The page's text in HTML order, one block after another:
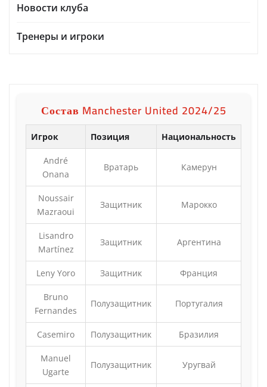
Новости клуба
Тренеры и игроки
Состав Manchester United 2024/25
Игрок Позиция Национальность
André
Onana
Вратарь Камерун
Noussair
Mazraoui
Защитник Марокко
Lisandro
Martínez
Защитник Аргентина
Leny Yoro Защитник Франция
Bruno
Fernandes
Полузащитник Португалия
Casemiro Полузащитник Бразилия
Manuel
Ugarte
Полузащитник Уругвай